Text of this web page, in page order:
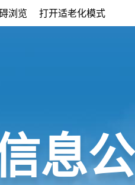
浏览 打开适老化模式
息